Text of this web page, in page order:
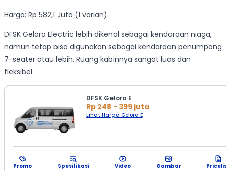
Harga: Rp 582,1 Juta (1 varian)
DFSK Gelora Electric lebih dikenal sebagai kendaraan niaga,
namun tetap bisa digunakan sebagai kendaraan penumpang
7-seater atau lebih. Ruang kabinnya sangat luas dan
fleksibel.
DFSK Gelora E
Rp 248 - 399 juta
Lihat Harga Gelora E
Promo Spesifikasi Video Gambar